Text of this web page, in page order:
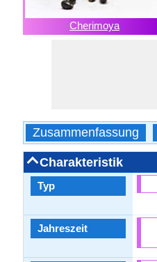
Cherimoya
Zusammenfassung
Charakteristik
Typ
Jahreszeit